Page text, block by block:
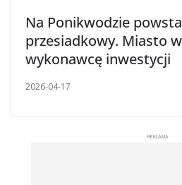
Na Ponikwodzie
przesiadkowy. Miasto
wykonawcę inwestycji
2026-04-17
REKLAMA